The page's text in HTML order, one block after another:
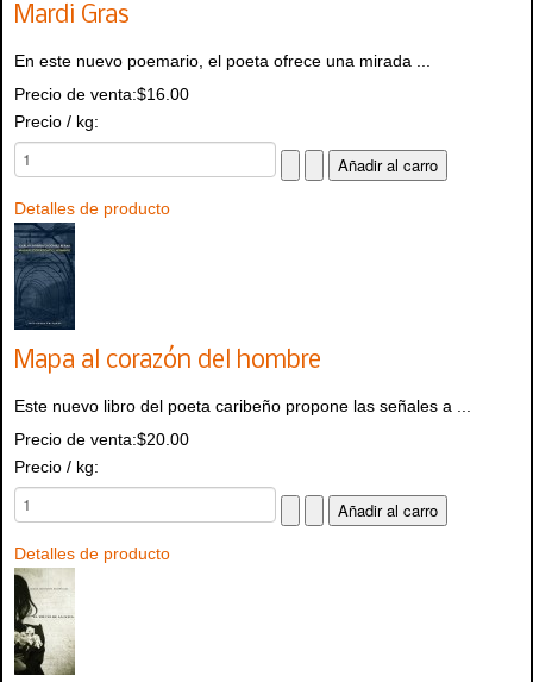
Mardi Gras
En este nuevo poemario, el poeta ofrece una mirada ...
Precio de venta:$16.00
Precio / kg:
Detalles de producto
Mapa al corazón del hombre
Este nuevo libro del poeta caribeño propone las señales a ...
Precio de venta:$20.00
Precio / kg:
Detalles de producto